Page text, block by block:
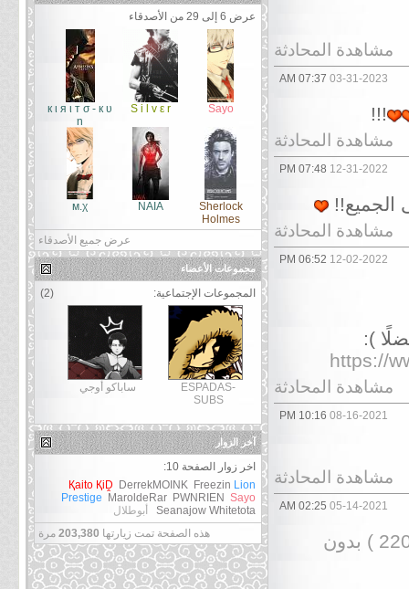
مشاهدة المحادثة
03-31-2023
07:37 AM
!!!
مشاهدة المحادثة
12-31-2022
07:48 PM
الجميع!!
مشاهدة المحادثة
12-02-2022
06:52 PM
):
https://
مشاهدة المحادثة
08-16-2021
10:16 PM
مشاهدة المحادثة
05-14-2021
02:25 AM
مشروع اعادة انتاج ترجمة ناروتو الحلقات من ( 001 ~ 220 ) بدون
عرض 6 إلى 29 من الأصدقاء
Sayo
S i l v ε r
к ι я ι т σ - к υ
η
Sherlock
Holmes
NAIA
м.χ
عرض جميع الأصدقاء
مجموعات الأعضاء
(2) المجموعات الإجتماعية:
ESPADAS-
SUBS
ساباكو أوجي
آخر الزوار
اخر زوار الصفحة 10:
Қaito ҚiḒ
DerrekMOINK Freezin Lion
Prestige
MaroldeRar PWNRIEN Sayo
Seanajow Whitetota
أبوطلال
هذه الصفحة تمت زيارتها 203,380 مرة